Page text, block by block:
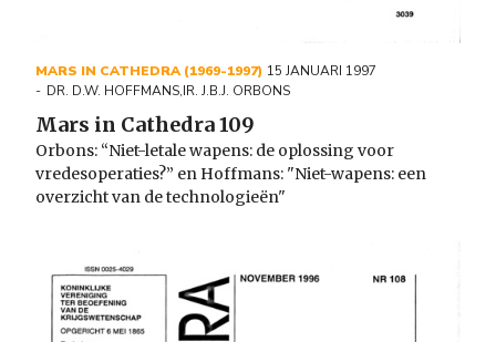
MARS IN CATHEDRA (1969-1997) 15 JANUARI 1997
DR. D.W. HOFFMANS,IR. J.B.J. ORBONS
Mars in Cathedra 109
Orbons: “Niet-letale wapens: de oplossing voor
vredesoperaties?” en Hoffmans: "Niet-wapens: een
overzicht van de technologieën"